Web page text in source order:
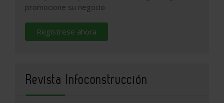
promocione su negocio
Regístrese ahora
Revista Infoconstrucción